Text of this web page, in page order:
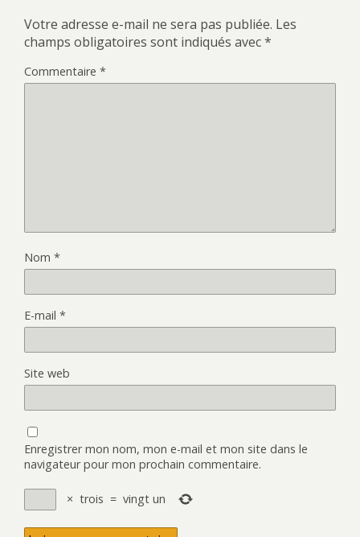
Votre adresse e-mail ne sera pas publiée. Les
champs obligatoires sont indiqués avec*
Commentaire *
Nom *
E-mail *
Site web
Enregistrer mon nom, mon e-mail et mon site dans le
navigateur pour mon prochain commentaire.
× trois = vingt un